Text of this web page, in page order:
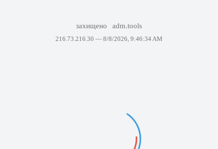
захищено adm.tools
216.73.216.30 — 8/8/2026, 9:46:34 AM